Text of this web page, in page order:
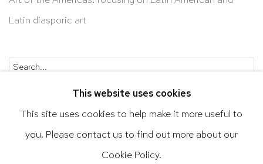
Latin diasporic art
Accessibility Policy
This website uses cookies
This site uses cookies to help make it more useful to
you. Please contact us to find out more about our
Cookie Policy.